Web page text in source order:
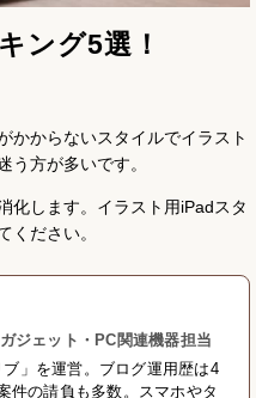
ング5選！
かからないスタイルでイラスト
方が多いです。
化します。イラスト用iPadスタ
ください。
ジェット・PC関連機器担当
」を運営。ブログ運用歴は4
件の請負も多数。スマホやタ